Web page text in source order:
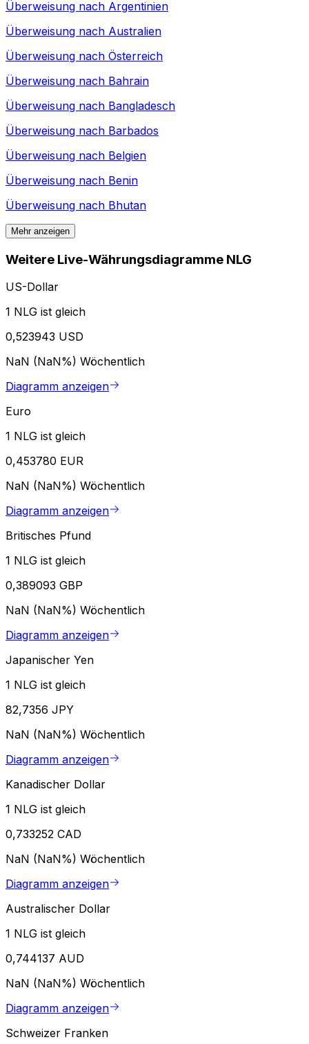
Überweisung nach Argentinien
Überweisung nach Australien
Überweisung nach Österreich
Überweisung nach Bahrain
Überweisung nach Bangladesch
Überweisung nach Barbados
Überweisung nach Belgien
Überweisung nach Benin
Überweisung nach Bhutan
Mehr anzeigen
Weitere Live-Währungsdiagramme NLG
US-Dollar
1 NLG ist gleich
0,523943 USD
NaN (NaN%) Wöchentlich
Diagramm anzeigen
Euro
1 NLG ist gleich
0,453780 EUR
NaN (NaN%) Wöchentlich
Diagramm anzeigen
Britisches Pfund
1 NLG ist gleich
0,389093 GBP
NaN (NaN%) Wöchentlich
Diagramm anzeigen
Japanischer Yen
1 NLG ist gleich
82,7356 JPY
NaN (NaN%) Wöchentlich
Diagramm anzeigen
Kanadischer Dollar
1 NLG ist gleich
0,733252 CAD
NaN (NaN%) Wöchentlich
Diagramm anzeigen
Australischer Dollar
1 NLG ist gleich
0,744137 AUD
NaN (NaN%) Wöchentlich
Diagramm anzeigen
Schweizer Franken